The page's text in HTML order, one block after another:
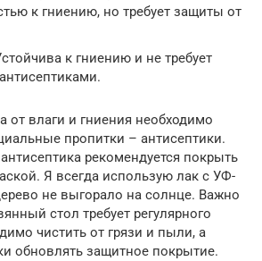
к гниению, но требует защиты от
к гниению и не требует
от влаги и гниения необходимо
пропитки – антисептики.
рекомендуется покрыть
Я всегда использую лак с УФ-
не выгорало на солнце. Важно
стол требует регулярного
чистить от грязи и пыли, а
обновлять защитное покрытие.